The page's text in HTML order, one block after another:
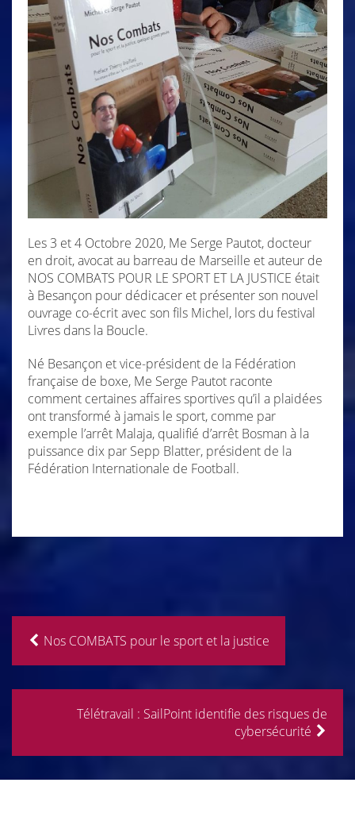
Les 3 et 4 Octobre 2020, Me Serge Pautot, docteur
en droit, avocat au barreau de Marseille et auteur de
NOS COMBATS POUR LE SPORT ET LA JUSTICE était
à Besançon pour dédicacer et présenter son nouvel
ouvrage co-écrit avec son fils Michel, lors du festival
Livres dans la Boucle.
Né Besançon et vice-président de la Fédération
française de boxe, Me Serge Pautot raconte
comment certaines affaires sportives qu’il a plaidées
ont transformé à jamais le sport, comme par
exemple l’arrêt Malaja, qualifié d’arrêt Bosman à la
puissance dix par Sepp Blatter, président de la
Fédération Internationale de Football.
Nos COMBATS pour le sport et la justice
Télétravail : SailPoint identifie des risques de
cybersécurité